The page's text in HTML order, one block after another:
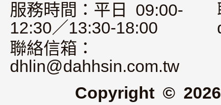
服務時間：平日 09:00-
12:30／13:30-18:00
聯絡信箱：
dhlin@dahhsin.com.tw
Copyright ©